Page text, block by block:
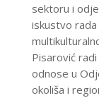
sektoru i
iskustvo
Pisarović
odnose u
okoliša i